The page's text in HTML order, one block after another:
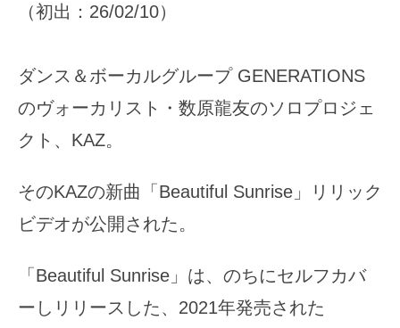
（初出：26/02/10）
ダンス＆ボーカルグループ GENERATIONS
のヴォーカリスト・数原龍友のソロプロジェ
クト、KAZ。
そのKAZの新曲「Beautiful Sunrise」リリック
ビデオが公開された。
「Beautiful Sunrise」は、のちにセルフカバ
ーしリリースした、2021年発売された